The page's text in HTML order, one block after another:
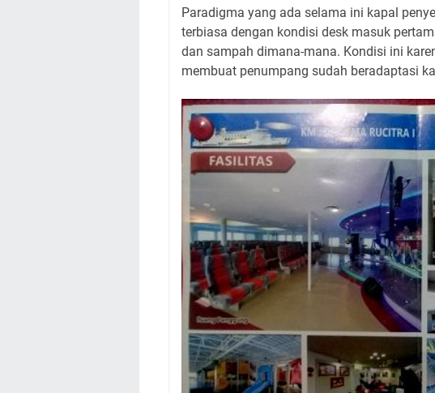
Paradigma yang ada selama ini kapal
terbiasa dengan kondisi desk masuk
dan sampah dimana-mana. Kondisi ini
membuat penumpang sudah beradaptasi